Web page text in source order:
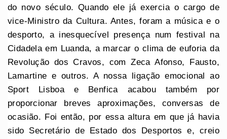
do novo século. Quando ele já exercia o cargo de
vice-Ministro da Cultura. Antes, foram a música e o
desporto, a inesquecível presença num festival na
Cidadela em Luanda, a marcar o clima de euforia da
Revolução dos Cravos, com Zeca Afonso, Fausto,
Lamartine e outros. A nossa ligação emocional ao
Sport Lisboa e Benfica acabou também por
proporcionar breves aproximações, conversas de
ocasião. Foi então, por essa altura em que já havia
sido Secretário de Estado dos Desportos e, creio